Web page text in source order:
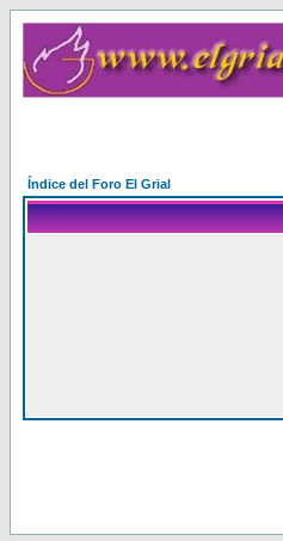
Índice del Foro El Grial